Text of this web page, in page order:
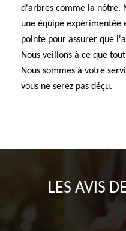
d'arbres comme la nôtre.
une équipe expérimentée
pointe pour assurer que
Nous veillons à ce que
Nous sommes à votre
vous ne serez pas déçu.
LES AVIS